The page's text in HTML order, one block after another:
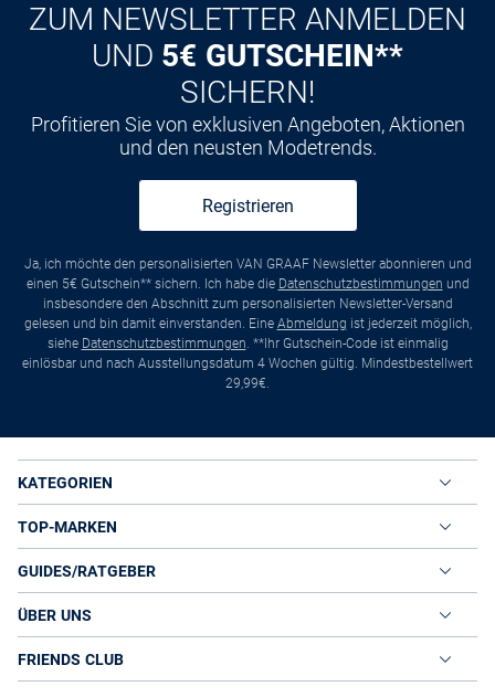
ZUM NEWSLETTER ANMELDEN
UND 5€ GUTSCHEIN**
SICHERN!
Profitieren Sie von exklusiven Angeboten, Aktionen
und den neusten Modetrends.
Registrieren
Ja, ich möchte den personalisierten VAN GRAAF Newsletter abonnieren und
einen 5€ Gutschein** sichern. Ich habe die Datenschutzbestimmungen und
insbesondere den Abschnitt zum personalisierten Newsletter-Versand
gelesen und bin damit einverstanden. Eine Abmeldung ist jederzeit möglich,
siehe Datenschutzbestimmungen. **Ihr Gutschein-Code ist einmalig
einlösbar und nach Ausstellungsdatum 4 Wochen gültig. Mindestbestellwert
29,99€.
KATEGORIEN
TOP-MARKEN
GUIDES/RATGEBER
ÜBER UNS
FRIENDS CLUB